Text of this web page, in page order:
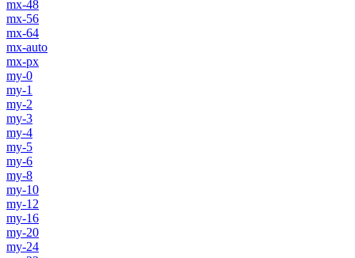
mx-48
mx-56
mx-64
mx-auto
mx-px
my-0
my-1
my-2
my-3
my-4
my-5
my-6
my-8
my-10
my-12
my-16
my-20
my-24